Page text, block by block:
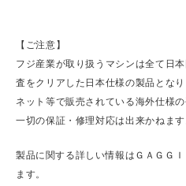
【ご注意】
フジ産業が取り扱うマシンは全て日
査をクリアした日本仕様の製品となり
ネット等で販売されている海外仕様
一切の保証・修理対応は出来かねます
製品に関する詳しい情報はＧＡＧＧ
ます。